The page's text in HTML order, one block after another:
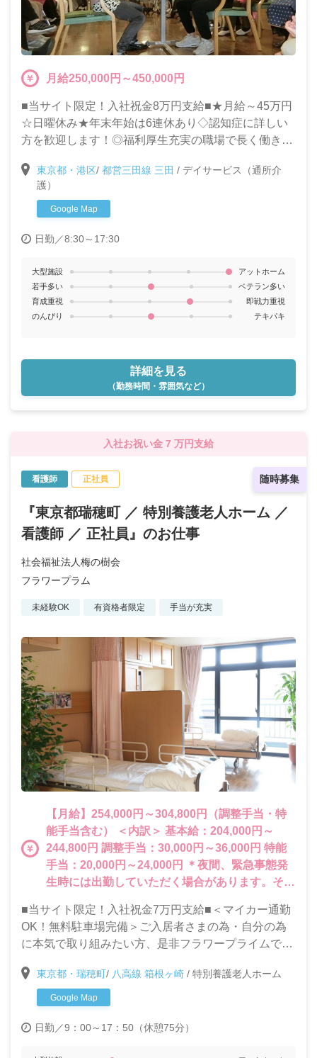
月給250,000円～450,000円
■当サイト限定！入社祝金8万円支給■★月給～45万円
☆日曜休み★年末年始は6連休あり◇認知症に詳しい
方を歓迎します！◎福利厚生充実の職場で長く働きま
東京都・港区/ 都営三田線 三田 / デイサービス（通所介
護）
Google Map
日勤／8:30～17:30
大型施設
アットホーム
若手多い
ベテラン多い
育成重視
即戦力重視
のんびり
テキパキ
詳細を見る
（勤務時間・雰囲気など）
入社お祝い金 7 万円支給
随時募集
看護師 正社員
『東京都瑞穂町 ／ 特別養護老人ホーム ／
看護師 ／ 正社員』のお仕事
社会福祉法人梅の樹会
フラワープラム
未経験OK 有資格者限定 手当が充実
【月給】254,000円～304,800円（調整手当・特
能手当含む） ＜内訳＞ 基本給：204,000円～
244,800円 調整手当：30,000円～36,000円 特能
手当：20,000円～24,000円 ＊夜間、緊急事態発
生時には出勤していただく場合があります。その
■当サイト限定！入社祝金7万円支給■＜マイカー通勤
OK！無料駐車場完備＞ご入居者さまの為・自分の為
に本気で取り組みたい方、是非フラワープライムで一
上に特化した取り組みを行い、おむつゼロを目指して
います。
東京都・瑞穂町/ 八高線 箱根ヶ崎 / 特別養護老人ホーム
Google Map
日勤／9：00～17：50（休憩75分）